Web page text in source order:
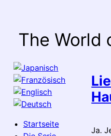
springen
The World
Startseite
Ja.